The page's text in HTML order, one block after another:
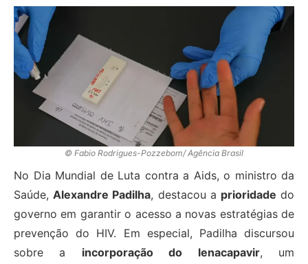
© Fabio Rodrigues-Pozzebom/ Agência Brasil
No Dia Mundial de Luta contra a Aids, o ministro da
Saúde,Alexandre Padilha, destacou a prioridade do
governo em garantir o acesso a novas estratégias de
prevenção do HIV. Em especial, Padilha discursou
sobre a incorporação do lenacapavir, um